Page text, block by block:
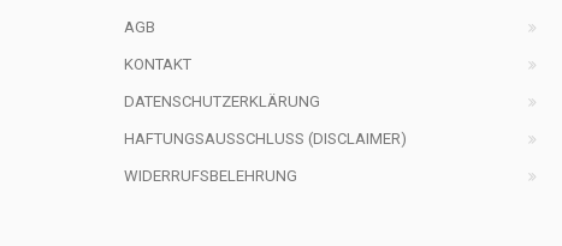
AGB
KONTAKT
DATENSCHUTZERKLÄRUNG
HAFTUNGSAUSSCHLUSS (DISCLAIMER)
WIDERRUFSBELEHRUNG